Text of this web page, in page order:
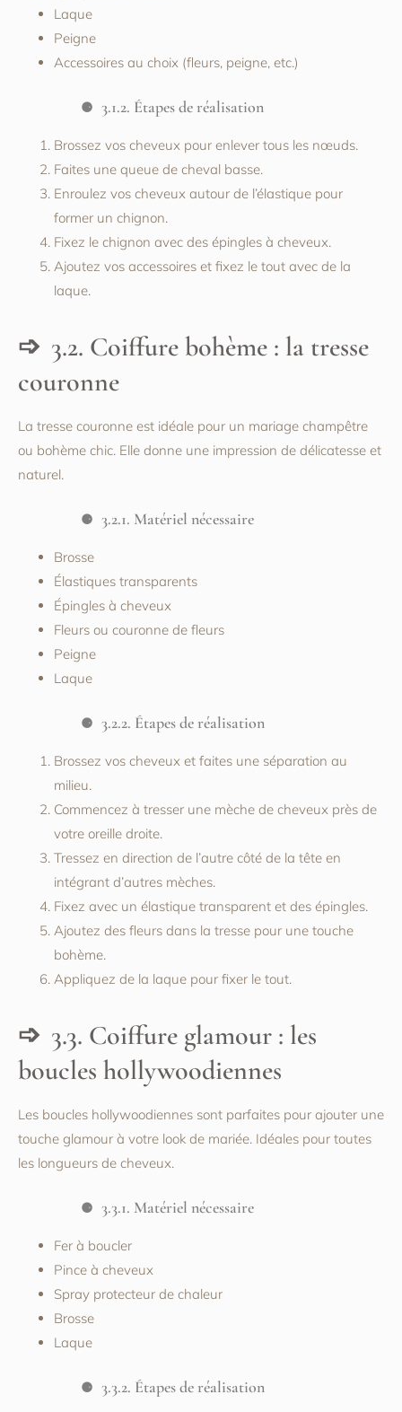
Laque
Peigne
Accessoires au choix (fleurs, peigne, etc.)
3.1.2. Étapes de réalisation
Brossez vos cheveux pour enlever tous les nœuds.
Faites une queue de cheval basse.
Enroulez vos cheveux autour de l’élastique pour
former un chignon.
Fixez le chignon avec des épingles à cheveux.
Ajoutez vos accessoires et fixez le tout avec de la
laque.
3.2. Coiffure bohème : la tresse
couronne
La tresse couronne est idéale pour un mariage champêtre
ou bohème chic. Elle donne une impression de délicatesse et
naturel.
3.2.1. Matériel nécessaire
Brosse
Élastiques transparents
Épingles à cheveux
Fleurs ou couronne de fleurs
Peigne
Laque
3.2.2. Étapes de réalisation
Brossez vos cheveux et faites une séparation au
milieu.
Commencez à tresser une mèche de cheveux près de
votre oreille droite.
Tressez en direction de l’autre côté de la tête en
intégrant d’autres mèches.
Fixez avec un élastique transparent et des épingles.
Ajoutez des fleurs dans la tresse pour une touche
bohème.
Appliquez de la laque pour fixer le tout.
3.3. Coiffure glamour : les
boucles hollywoodiennes
Les boucles hollywoodiennes sont parfaites pour ajouter une
touche glamour à votre look de mariée. Idéales pour toutes
les longueurs de cheveux.
3.3.1. Matériel nécessaire
Fer à boucler
Pince à cheveux
Spray protecteur de chaleur
Brosse
Laque
3.3.2. Étapes de réalisation